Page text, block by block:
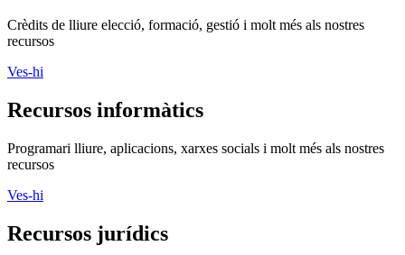
Crèdits de lliure elecció, formació, gestió i molt més als nostres
recursos
Ves-hi
Recursos informàtics
Programari lliure, aplicacions, xarxes socials i molt més als nostres
recursos
Ves-hi
Recursos jurídics